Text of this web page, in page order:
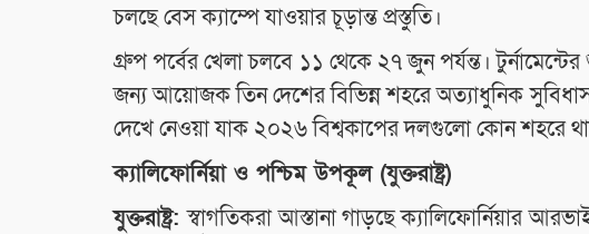
চলছে বেস ক্যাম্পে যাওয়ার চূড়ান্ত প্রস্তুতি।
গ্রুপ পর্বের খেলা চলবে ১১ থেকে ২৭ জুন পর্যন্ত।
জন্য আয়োজক তিন দেশের বিভিন্ন শহরে অত্যাধুনিক
দেখে নেওয়া যাক ২০২৬ বিশ্বকাপের দলগুলো কোন শহরে
ক্যালিফোর্নিয়া ও পশ্চিম উপকূল (যুক্তরাষ্ট্র)
যুক্তরাষ্ট্র:স্বাগতিকরা আস্তানা গাড়ছে ক্যালিফোর্নিয়ার